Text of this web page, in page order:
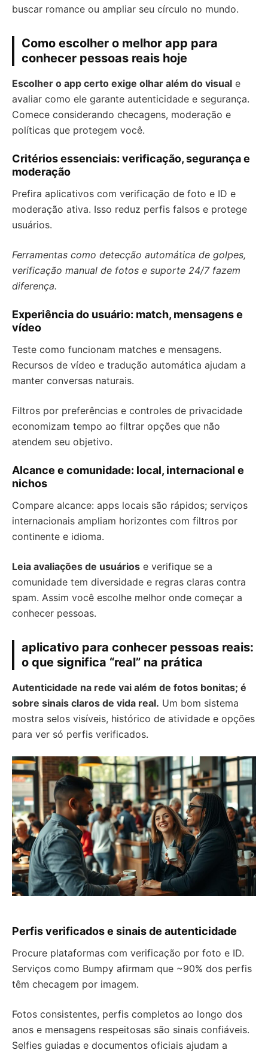
buscar romance ou ampliar seu círculo no mundo.
Como escolher o melhor app para
conhecer pessoas reais hoje
Escolher o app certo exige olhar além do visual e
avaliar como ele garante autenticidade e segurança.
Comece considerando checagens, moderação e
políticas que protegem você.
Critérios essenciais: verificação, segurança e
moderação
Prefira aplicativos com verificação de foto e ID e
moderação ativa. Isso reduz perfis falsos e protege
usuários.
Ferramentas como detecção automática de golpes,
verificação manual de fotos e suporte 24/7 fazem
diferença.
Experiência do usuário: match, mensagens e
vídeo
Teste como funcionam matches e mensagens.
Recursos de vídeo e tradução automática ajudam a
manter conversas naturais.
Filtros por preferências e controles de privacidade
economizam tempo ao filtrar opções que não
atendem seu objetivo.
Alcance e comunidade: local, internacional e
nichos
Compare alcance: apps locais são rápidos; serviços
internacionais ampliam horizontes com filtros por
continente e idioma.
Leia avaliações de usuários e verifique se a
comunidade tem diversidade e regras claras contra
spam. Assim você escolhe melhor onde começar a
conhecer pessoas.
aplicativo para conhecer pessoas reais:
o que significa “real” na prática
Autenticidade na rede vai além de fotos bonitas; é
sobre sinais claros de vida real. Um bom sistema
mostra selos visíveis, histórico de atividade e opções
para ver só perfis verificados.
Perfis verificados e sinais de autenticidade
Procure plataformas com verificação por foto e ID.
Serviços como Bumpy afirmam que ~90% dos perfis
têm checagem por imagem.
Fotos consistentes, perfis completos ao longo dos
anos e mensagens respeitosas são sinais confiáveis.
Selfies guiadas e documentos oficiais ajudam a